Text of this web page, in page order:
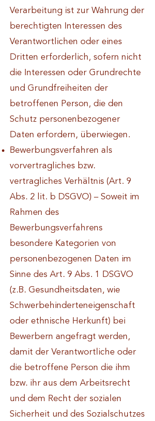
Verarbeitung ist zur Wahrung der
berechtigten Interessen des
Verantwortlichen oder eines
Dritten erforderlich, sofern nicht
die Interessen oder Grundrechte
und Grundfreiheiten der
betroffenen Person, die den
Schutz personenbezogener
Daten erfordern, überwiegen.
Bewerbungsverfahren als
vorvertragliches bzw.
vertragliches Verhältnis (Art. 9
Abs. 2 lit. b DSGVO) – Soweit im
Rahmen des
Bewerbungsverfahrens
besondere Kategorien von
personenbezogenen Daten im
Sinne des Art. 9 Abs. 1 DSGVO
(z.B. Gesundheitsdaten, wie
Schwerbehinderteneigenschaft
oder ethnische Herkunft) bei
Bewerbern angefragt werden,
damit der Verantwortliche oder
die betroffene Person die ihm
bzw. ihr aus dem Arbeitsrecht
und dem Recht der sozialen
Sicherheit und des Sozialschutzes